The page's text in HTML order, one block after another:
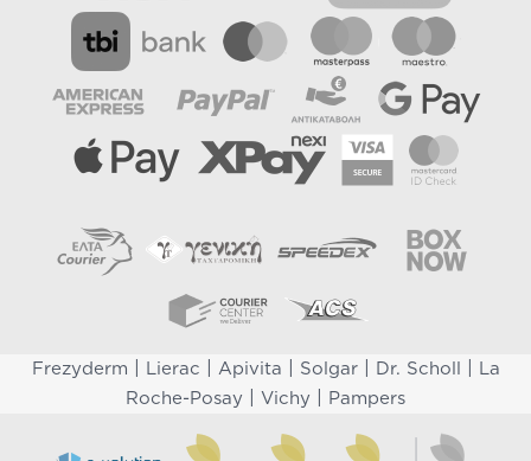
Frezyderm Lierac Apivita Solgar| Dr. Scholl
La
Roche-Posay
Vichy Pampers